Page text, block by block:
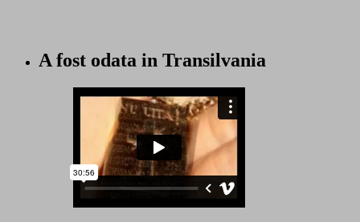
A fost odata in Transilvania